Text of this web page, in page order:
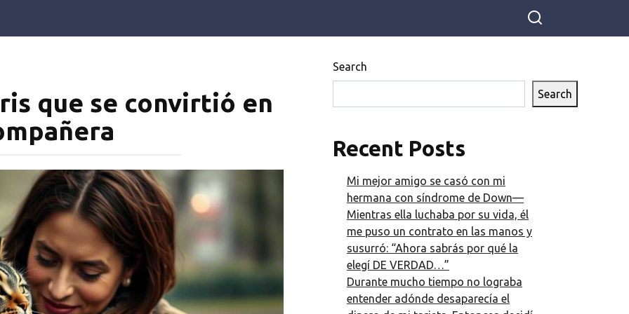
que se convirtió en
Search
Search
Recent Posts
Mi mejor amigo se casó con mi
hermana con síndrome de Down—
Mientras ella luchaba por su vida, él
me puso un contrato en las manos y
susurró: “Ahora sabrás por qué la
elegí DE VERDAD…”
Durante mucho tiempo no lograba
entender adónde desaparecía el
vida con Irene se había vuelto aburrida para él.